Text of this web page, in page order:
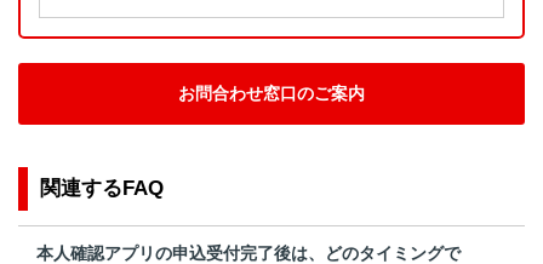
お問合わせ窓口のご案内
関連するFAQ
本人確認アプリの申込受付完了後は、どのタイミングで